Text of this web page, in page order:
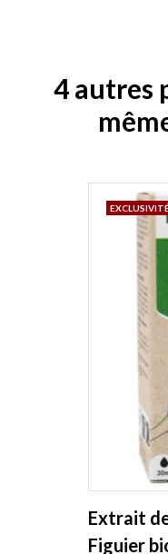
4 autres
Extrait
Figuier